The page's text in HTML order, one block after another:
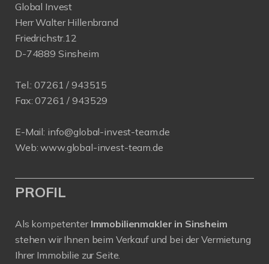
Global Invest
Herr Walter Hillenbrand
Friedrichstr.12
D-74889 Sinsheim
Tel.:07261 / 943515
Fax: 07261 / 943529
E-Mail: info@global-invest-team.de
Web:www.global-invest-team.de
PROFIL
Als kompetenter Immobilienmakler in Sinsheim
stehen wir Ihnen beim Verkauf und bei der Vermietung
Ihrer Immobilie zur Seite.